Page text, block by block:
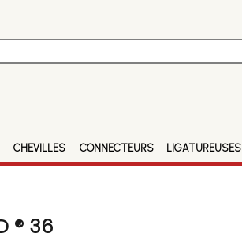
CHEVILLES CONNECTEURS LIGATUREUSES
® 36